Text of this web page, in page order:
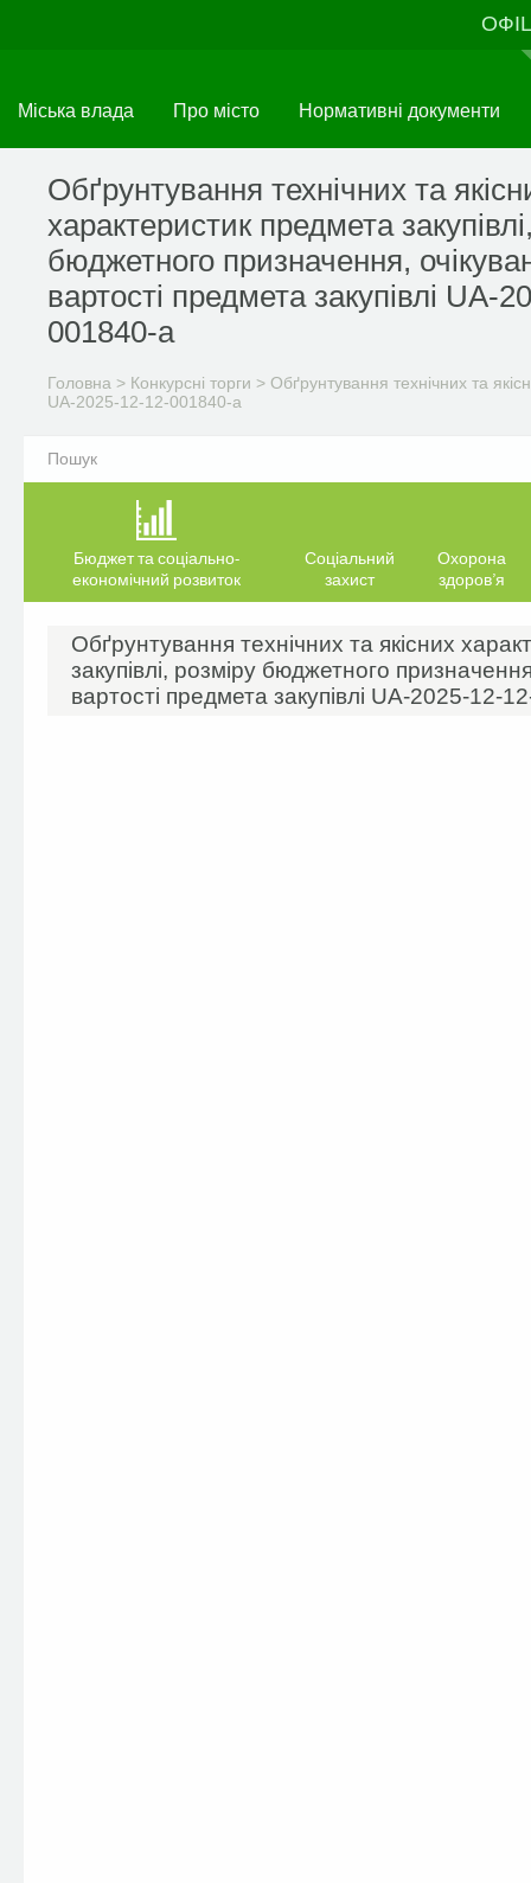
Міська влада Про місто Нормативні документи
Обґрунтування технічних та
характеристик предмета
бюджетного призначення,
вартості предмета закупівлі UA-
001840-a
Головна > Конкурсні торги > Обґрунтування технічних та
UA-2025-12-12-001840-a
Бюджет та соціально-
економічний розвиток
Соціальний
захист
Охорона
здоров’я
Обґрунтування технічних та якісних
закупівлі, розміру бюджетного
вартості предмета закупівлі UA-2025-12-